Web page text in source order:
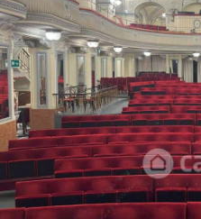
Condividi